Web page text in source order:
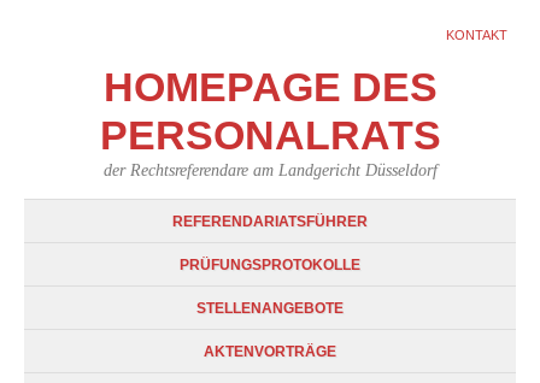
KONTAKT
HOMEPAGE DES
PERSONALRATS
der Rechtsreferendare am Landgericht Düsseldorf
REFERENDARIATSFÜHRER
PRÜFUNGSPROTOKOLLE
STELLENANGEBOTE
AKTENVORTRÄGE